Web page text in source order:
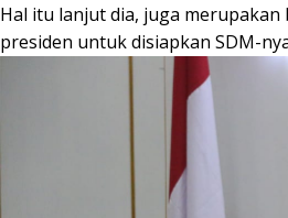
Hal itu lanjut dia, juga
presiden untuk disiapkan SDM-